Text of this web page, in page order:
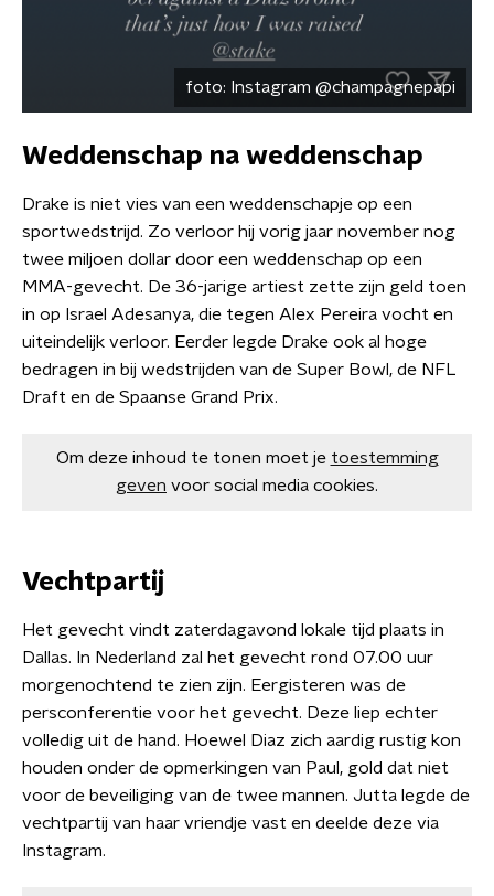
foto: Instagram @champagnepapi
Weddenschap na weddenschap
Drake is niet vies van een weddenschapje op een
sportwedstrijd. Zo verloor hij vorig jaar november nog
twee miljoen dollar door een weddenschap op een
MMA-gevecht. De 36-jarige artiest zette zijn geld toen
in op Israel Adesanya, die tegen Alex Pereira vocht en
uiteindelijk verloor. Eerder legde Drake ook al hoge
bedragen in bij wedstrijden van de Super Bowl, de NFL
Draft en de Spaanse Grand Prix.
Om deze inhoud te tonen moet je toestemming
geven voor social media cookies.
Vechtpartij
Het gevecht vindt zaterdagavond lokale tijd plaats in
Dallas. In Nederland zal het gevecht rond 07.00 uur
morgenochtend te zien zijn. Eergisteren was de
persconferentie voor het gevecht. Deze liep echter
volledig uit de hand. Hoewel Diaz zich aardig rustig kon
houden onder de opmerkingen van Paul, gold dat niet
voor de beveiliging van de twee mannen. Jutta legde de
vechtpartij van haar vriendje vast en deelde deze via
Instagram.